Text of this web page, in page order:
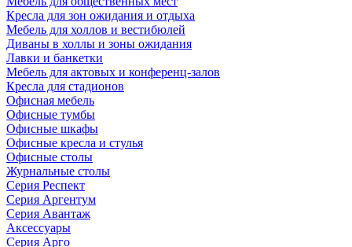
Кресла для зон ожидания и отдыха
Мебель для холлов и вестибюлей
Диваны в холлы и зоны ожидания
Лавки и банкетки
Мебель для актовых и конференц-залов
Кресла для стадионов
Офисная мебель
Офисные тумбы
Офисные шкафы
Офисные кресла и стулья
Офисные столы
Журнальные столы
Серия Респект
Серия Аргентум
Серия Авантаж
Аксессуары
Серия Арго